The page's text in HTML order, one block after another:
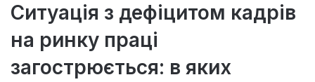
Ситуація з дефіцитом кадрів
на ринку праці
загострюється: в яких